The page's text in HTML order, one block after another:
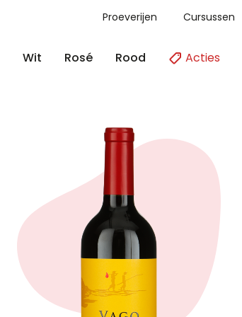
Proeverijen Cursussen
Wit Rosé Rood Acties